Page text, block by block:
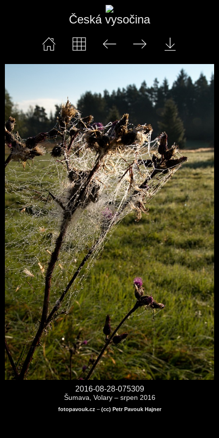
Česká vysočina
2016-08-28-075309
Šumava, Volary – srpen 2016
fotopavouk.cz – (cc) Petr Pavouk Hajner